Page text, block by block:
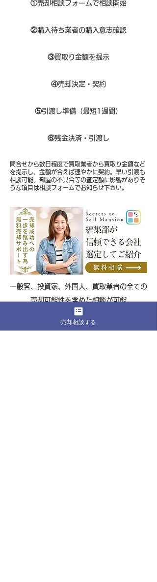
①​売却相談フォームで相談開始
②購入待ち業者の購入意志確認
③買取り金額を提示
④売却決定・契約
⑤引渡し準備（最短1週間）
⑥残金決済・引渡し
問合せから数日程度で買取業者から買取り金額など
を提示し、金額が合えば速やかに契約。早い引渡も
相談可能。部屋の不具合等の査定額に影響がありそ
うな項目は相談フォームでお知らせ下さい。
​一般客、投資家、外国人、買取業者の全ての
売却可能性を含めた相談が可能
編集部に無料相談をする
売却相談する